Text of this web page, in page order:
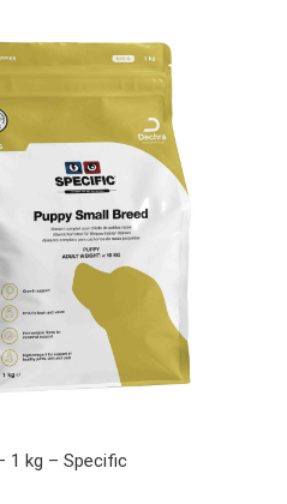
1 kg – Specific